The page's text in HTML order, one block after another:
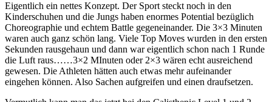
Eigentlich ein nettes Konzept. Der Sport steckt noch in den
Kinderschuhen und die Jungs haben enormes Potential bezüglich
Choreographie und echtem Battle gegeneinander. Die 3×3 Minuten
waren auch ganz schön lang. Viele Top Moves wurden in den ersten
Sekunden rausgehaun und dann war eigentlich schon nach 1 Runde
die Luft raus……3×2 MInuten oder 2×3 wären echt ausreichend
gewesen. Die Athleten hätten auch etwas mehr aufeinander
eingehen können. Also Sachen aufgreifen und einen draufsetzen.